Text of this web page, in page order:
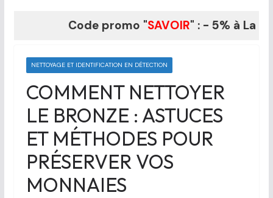
Code promo "SAVOIR" : - 5% à La
NETTOYAGE ET IDENTIFICATION EN DÉTECTION
COMMENT NETTOYER
LE BRONZE : ASTUCES
ET MÉTHODES POUR
PRÉSERVER VOS
MONNAIES